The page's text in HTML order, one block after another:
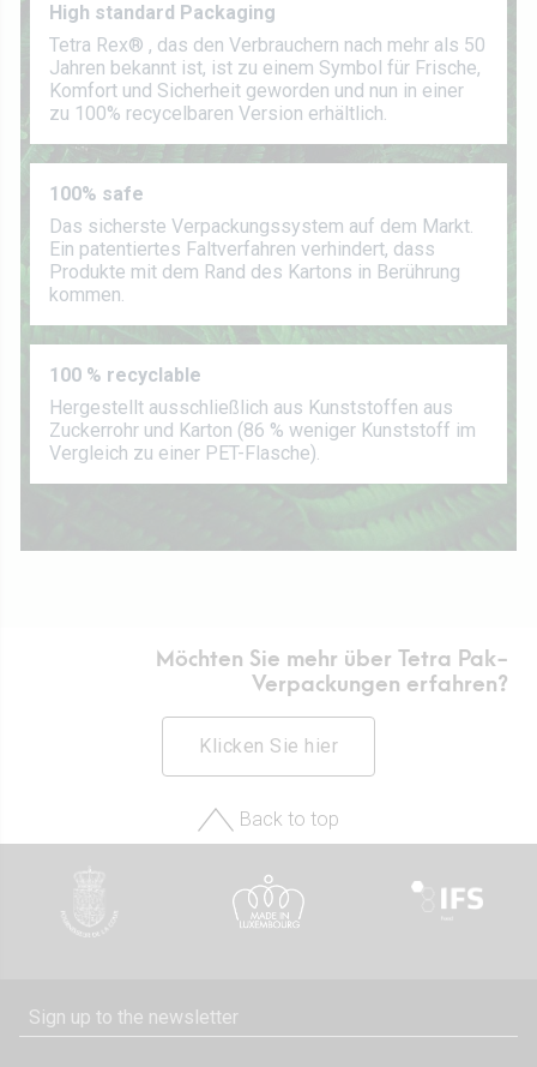
High standard Packaging
Tetra Rex® , das den Verbrauchern nach mehr als 50
Jahren bekannt ist, ist zu einem Symbol für Frische,
Komfort und Sicherheit geworden und nun in einer
zu 100% recycelbaren Version erhältlich.
100% safe
Das sicherste Verpackungssystem auf dem Markt.
Ein patentiertes Faltverfahren verhindert, dass
Produkte mit dem Rand des Kartons in Berührung
kommen.
100 % recyclable
Hergestellt ausschließlich aus Kunststoffen aus
Zuckerrohr und Karton (86 % weniger Kunststoff im
Vergleich zu einer PET-Flasche).
Möchten Sie mehr über Tetra Pak-
Verpackungen erfahren?
Klicken Sie hier
Back to top